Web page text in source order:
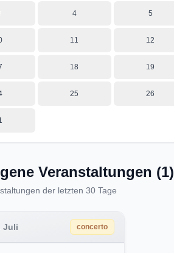
4 5
11 12
18 19
25 26
Veranstaltungen (1)
der letzten 30 Tage
Juli concerto